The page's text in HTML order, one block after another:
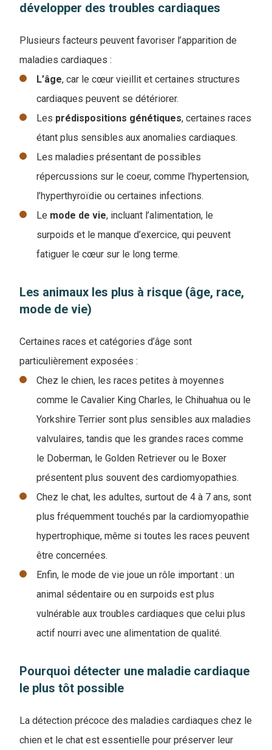
développer des troubles cardiaques
Plusieurs facteurs peuvent favoriser l’apparition de
maladies cardiaques :
L’âge, car le cœur vieillit et certaines structures
cardiaques peuvent se détériorer.
Les prédispositions génétiques, certaines races
étant plus sensibles aux anomalies cardiaques.
Les maladies présentant de possibles
répercussions sur le coeur, comme l’hypertension,
l’hyperthyroïdie ou certaines infections.
Le mode de vie, incluant l’alimentation, le
surpoids et le manque d’exercice, qui peuvent
fatiguer le cœur sur le long terme.
Les animaux les plus à risque (âge, race,
mode de vie)
Certaines races et catégories d’âge sont
particulièrement exposées :
Chez le chien, les races petites à moyennes
comme le Cavalier King Charles, le Chihuahua ou le
Yorkshire Terrier sont plus sensibles aux maladies
valvulaires, tandis que les grandes races comme
le Doberman, le Golden Retriever ou le Boxer
présentent plus souvent des cardiomyopathies.
Chez le chat, les adultes, surtout de 4 à 7 ans, sont
plus fréquemment touchés par la cardiomyopathie
hypertrophique, même si toutes les races peuvent
être concernées.
Enfin, le mode de vie joue un rôle important : un
animal sédentaire ou en surpoids est plus
vulnérable aux troubles cardiaques que celui plus
actif nourri avec une alimentation de qualité.
Pourquoi détecter une maladie cardiaque
le plus tôt possible
La détection précoce des maladies cardiaques chez le
chien et le chat est essentielle pour préserver leur